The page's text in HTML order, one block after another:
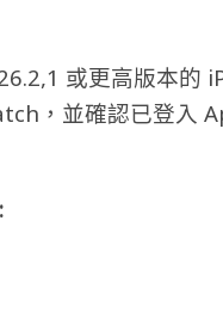
或更高版本的
，並確認已登入